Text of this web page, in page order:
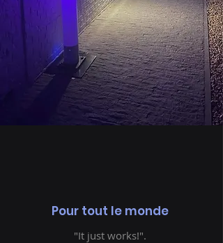
Pour tout le monde
"It just works!".